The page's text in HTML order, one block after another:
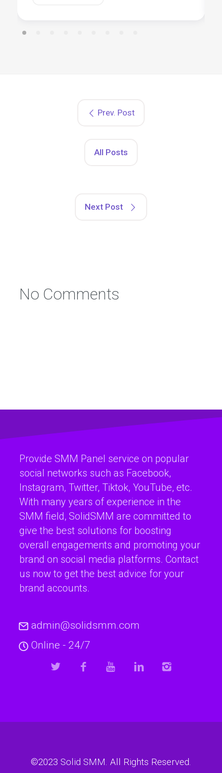
Prev. Post
All Posts
Next Post
No Comments
Provide SMM Panel service on popular
social networks such as Facebook,
Instagram, Twitter, Tiktok, YouTube, etc.
With many years of experience in the
SMM field, SolidSMM are committed to
give the best solutions for boosting
overall engagements and promoting your
brand on social media platforms. Contact
us now to get the best advice for your
brand accounts.
admin@solidsmm.com
Online - 24/7
©2023 Solid SMM. All Rights Reserved.